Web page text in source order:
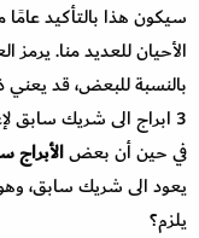
سيكون هذا بالتأكيد عامًا
الأحيان للعديد منا.
بالنسبة للبعض، قد
3 ابراج الى شريك سابق لإعطاء علاقتهم فرصة أخيرة!
في حين أن بعضالأبراج
يعود الى شريك سابق،
يلزم؟